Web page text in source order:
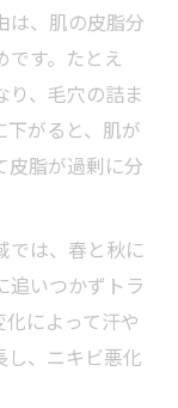
は、肌の皮脂分
です。たとえ
り、毛穴の詰ま
下がると、肌が
皮脂が過剰に分
では、春と秋に
追いつかずトラ
によって汗や
し、ニキビ悪化